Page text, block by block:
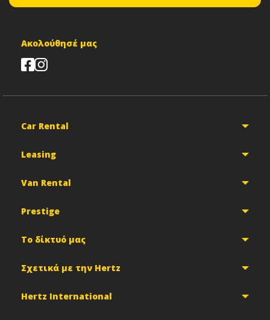
Ακολούθησέ μας
Car Rental
Leasing
Van Rental
Prestige
Το δίκτυό μας
Σχετικά με την Hertz
Hertz International